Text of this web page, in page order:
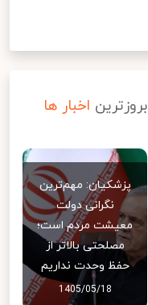
بروزترین اخبار ها
پزشکیان: مهم‌ترین
نگرانی دولت
معیشت مردم است؛
مصلحتی بالاتر از
حفظ وحدت نداریم
1405/05/18